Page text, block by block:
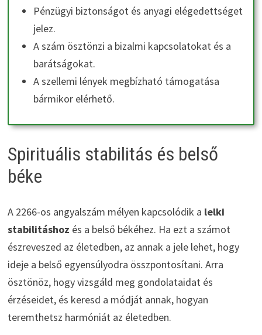
Pénzügyi biztonságot és anyagi elégedettséget
jelez.
A szám ösztönzi a bizalmi kapcsolatokat és a
barátságokat.
A szellemi lények megbízható támogatása
bármikor elérhető.
Spirituális stabilitás és belső
béke
A 2266-os angyalszám mélyen kapcsolódik a lelki
stabilitáshoz és a belső békéhez. Ha ezt a számot
észreveszed az életedben, az annak a jele lehet, hogy
ideje a belső egyensúlyodra összpontosítani. Arra
ösztönöz, hogy vizsgáld meg gondolataidat és
érzéseidet, és keresd a módját annak, hogyan
teremthetsz harmóniát az életedben.